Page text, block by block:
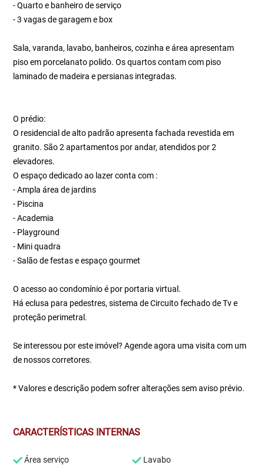
- Quarto e banheiro de serviço
- 3 vagas de garagem e box
Sala, varanda, lavabo, banheiros, cozinha e área apresentam
piso em porcelanato polido. Os quartos contam com piso
laminado de madeira e persianas integradas.
O prédio:
O residencial de alto padrão apresenta fachada revestida em
granito. São 2 apartamentos por andar, atendidos por 2
elevadores.
O espaço dedicado ao lazer conta com :
- Ampla área de jardins
- Piscina
- Academia
- Playground
- Mini quadra
- Salão de festas e espaço gourmet
O acesso ao condomínio é por portaria virtual.
Há eclusa para pedestres, sistema de Circuito fechado de Tv e
proteção perimetral.
Se interessou por este imóvel? Agende agora uma visita com um
de nossos corretores.
* Valores e descrição podem sofrer alterações sem aviso prévio.
CARACTERÍSTICAS INTERNAS
Área serviço Lavabo